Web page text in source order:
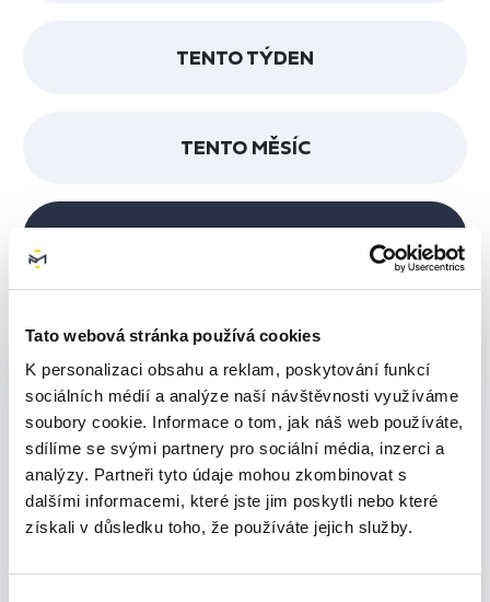
Tato webová stránka používá cookies
K personalizaci obsahu a reklam, poskytování funkcí
sociálních médií a analýze naší návštěvnosti využíváme
soubory cookie. Informace o tom, jak náš web používáte,
sdílíme se svými partnery pro sociální média, inzerci a
analýzy. Partneři tyto údaje mohou zkombinovat s
dalšími informacemi, které jste jim poskytli nebo které
získali v důsledku toho, že používáte jejich služby.
TENTO TÝDEN
TENTO MĚSÍC
300
400
500